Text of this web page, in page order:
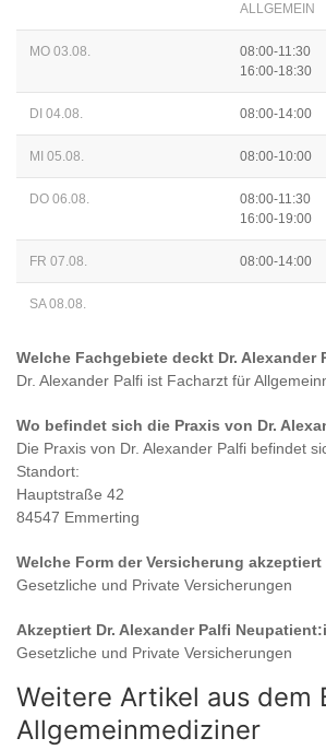
ALLGEMEIN
MO 03.08.
08:00-11:30
16:00-18:30
DI 04.08. 08:00-14:00
MI 05.08. 08:00-10:00
DO 06.08.
08:00-11:30
16:00-19:00
FR 07.08. 08:00-14:00
SA 08.08.
Welche Fachgebiete deckt Dr. Alexander
Dr. Alexander Palfi ist Facharzt für
Wo befindet sich die Praxis von Dr.
Die Praxis von Dr. Alexander Palfi befindet
Standort:
Hauptstraße 42
84547 Emmerting
Welche Form der Versicherung akzeptiert
Gesetzliche und Private Versicherungen
Akzeptiert Dr. Alexander Palfi
Gesetzliche und Private Versicherungen
Weitere Artikel aus dem
Allgemeinmediziner